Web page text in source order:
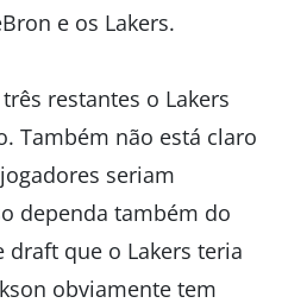
e os Lakers.
restantes o Lakers
Também não está claro
seriam
dependa também do
draft que o Lakers teria
obviamente tem